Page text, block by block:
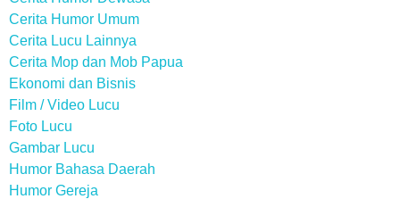
Cerita Humor Umum
Cerita Lucu Lainnya
Cerita Mop dan Mob Papua
Ekonomi dan Bisnis
Film / Video Lucu
Foto Lucu
Gambar Lucu
Humor Bahasa Daerah
Humor Gereja